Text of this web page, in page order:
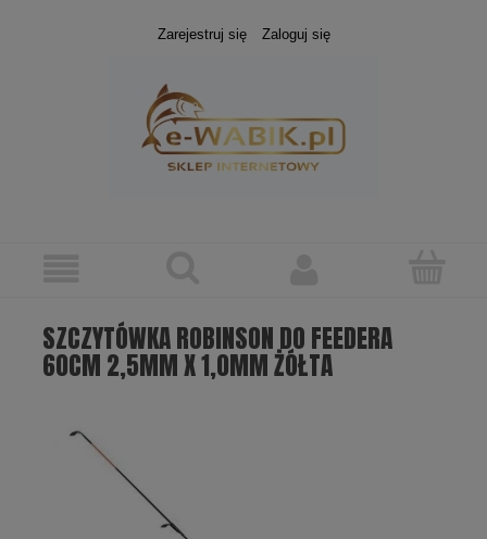
Zarejestruj się Zaloguj się
SZCZYTÓWKA ROBINSON DO FEEDERA
60CM 2,5MM X 1,0MM ŻÓŁTA